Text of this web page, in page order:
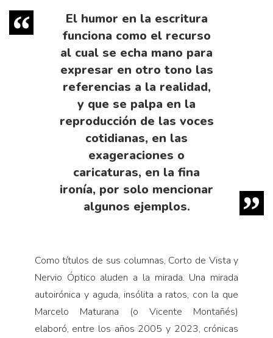
El humor en la escritura
funciona como el recurso
al cual se echa mano para
expresar en otro tono las
referencias a la realidad,
y que se palpa en la
reproducción de las voces
cotidianas, en las
exageraciones o
caricaturas, en la fina
ironía, por solo mencionar
algunos ejemplos.
Como títulos de sus columnas, Corto de Vista y
Nervio Óptico aluden a la mirada. Una mirada
autoirónica y aguda, insólita a ratos, con la que
Marcelo Maturana (o Vicente Montañés)
elaboró, entre los años 2005 y 2023, crónicas